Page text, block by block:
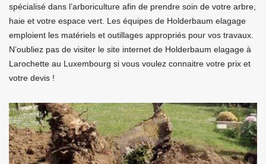
spécialisé dans l’arboriculture afin de prendre soin de votre arbre,
haie et votre espace vert. Les équipes de Holderbaum elagage
emploient les matériels et outillages appropriés pour vos travaux.
N’oubliez pas de visiter le site internet de Holderbaum elagage à
Larochette au Luxembourg si vous voulez connaitre votre prix et
votre devis !